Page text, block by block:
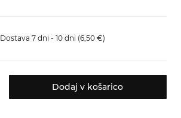
Dostava 7 dni - 10 dni (6,50 €)
Dodaj v košarico